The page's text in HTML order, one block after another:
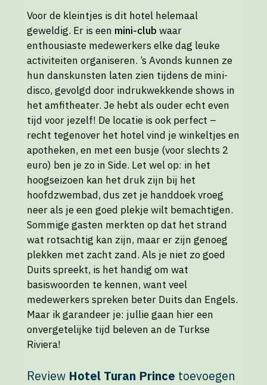
Voor de kleintjes is dit hotel helemaal
geweldig. Er is een mini-club waar
enthousiaste medewerkers elke dag leuke
activiteiten organiseren. ’s Avonds kunnen ze
hun danskunsten laten zien tijdens de mini-
disco, gevolgd door indrukwekkende shows in
het amfitheater. Je hebt als ouder echt even
tijd voor jezelf! De locatie is ook perfect –
recht tegenover het hotel vind je winkeltjes en
apotheken, en met een busje (voor slechts 2
euro) ben je zo in Side. Let wel op: in het
hoogseizoen kan het druk zijn bij het
hoofdzwembad, dus zet je handdoek vroeg
neer als je een goed plekje wilt bemachtigen.
Sommige gasten merkten op dat het strand
wat rotsachtig kan zijn, maar er zijn genoeg
plekken met zacht zand. Als je niet zo goed
Duits spreekt, is het handig om wat
basiswoorden te kennen, want veel
medewerkers spreken beter Duits dan Engels.
Maar ik garandeer je: jullie gaan hier een
onvergetelijke tijd beleven an de Turkse
Riviera!
Review Hotel Turan Prince toevoegen